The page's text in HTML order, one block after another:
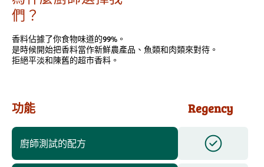
們？
香料佔據了你食物味道的99%。
是時候開始把香料當作新鮮農產品、魚類和肉類來對待。
拒絕平淡和陳舊的超市香料。
功能 Regency
廚師測試的配方